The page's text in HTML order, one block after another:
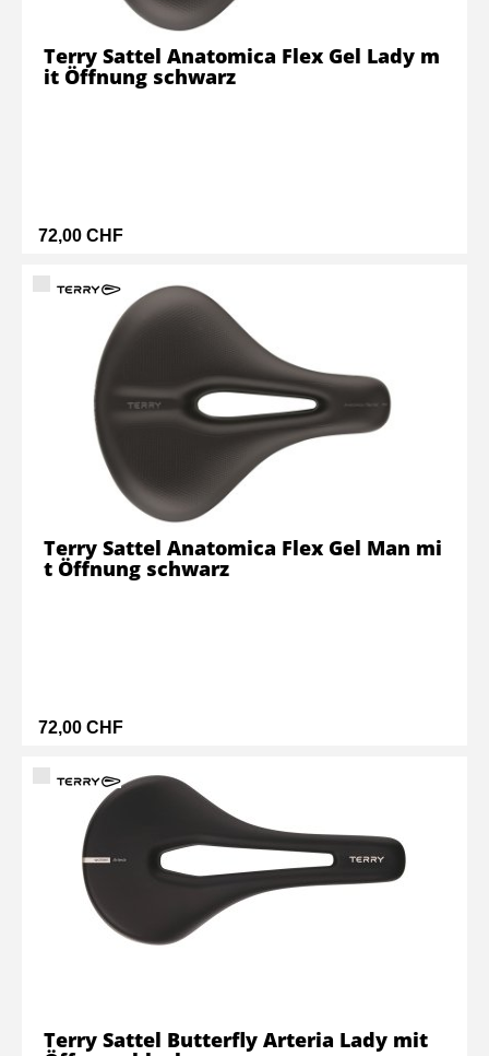
72,00 CHF
Terry Sattel Anatomica Flex Gel Lady m
it Öffnung schwarz
72,00 CHF
Terry Sattel Anatomica Flex Gel Man mi
t Öffnung schwarz
Terry Sattel Butterfly Arteria Lady mit